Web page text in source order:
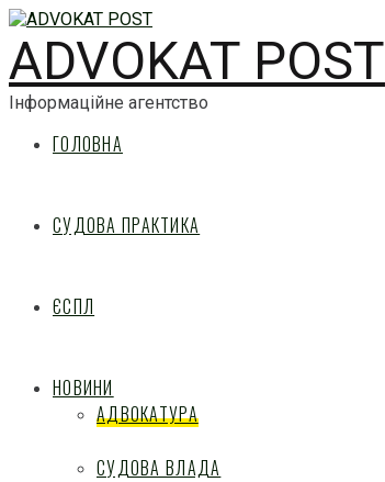
ADVOKAT POST
Інформаційне агентство
ГОЛОВНА
СУДОВА ПРАКТИКА
ЄСПЛ
НОВИНИ
АДВОКАТУРА
СУДОВА ВЛАДА